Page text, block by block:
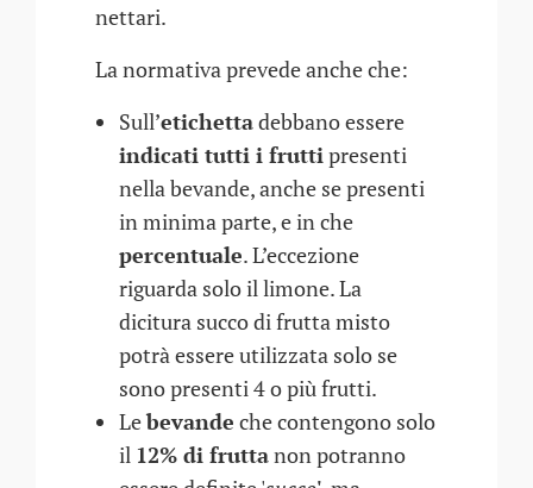
nettari.
La normativa prevede anche che:
Sull’etichettadebbano essere
indicati tutti i fruttipresenti
nella bevande, anche se presenti
in minima parte, e in che
percentuale. L’eccezione
riguarda solo il limone. La
dicitura succo di frutta misto
potrà essere utilizzata solo se
sono presenti 4 o più frutti.
Lebevande che contengono solo
il 12% di fruttanon potranno